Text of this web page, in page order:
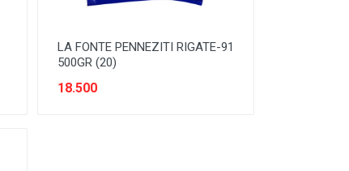
LA FONTE PENNEZITI RIGATE-91
500GR (20)
18.500